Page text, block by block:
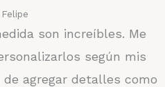
Felipe
son increíbles. Me
según mis
agregar detalles como